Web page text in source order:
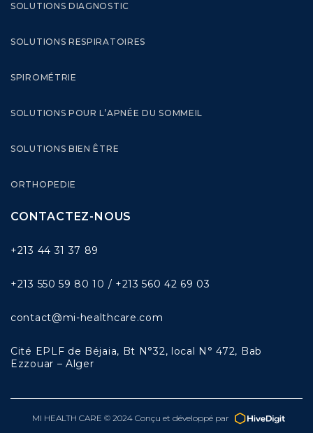
SOLUTIONS DIAGNOSTIC
SOLUTIONS RESPIRATOIRES
SPIROMÉTRIE
SOLUTIONS POUR L’APNÉE DU SOMMEIL
SOLUTIONS BIEN ÊTRE
ORTHOPEDIE
CONTACTEZ-NOUS
+213 44 31 37 89
+213 550 59 80 10 / +213 560 42 69 03
contact@mi-healthcare.com
Cité EPLF de Béjaia, Bt N°32, local N° 472, Bab
Ezzouar – Alger
MI HEALTH CARE © 2024 Conçu et développé par